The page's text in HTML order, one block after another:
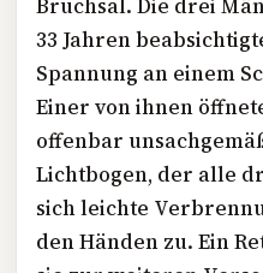
Bruchsal. Die drei
33 Jahren
Spannung an einem
Einer von ihnen
offenbar
Lichtbogen, der alle
sich leichte
den Händen zu. Ein